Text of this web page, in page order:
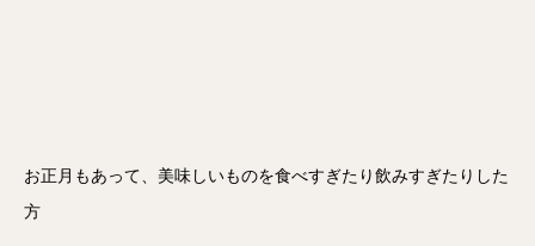
お正月もあって、美味しいものを食べすぎたり飲みすぎたりした
方